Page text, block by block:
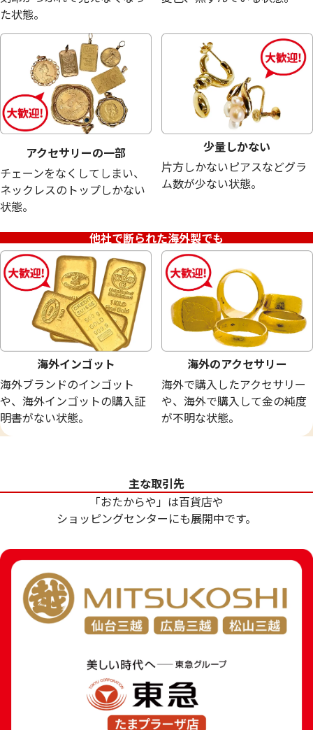
21金 (K21) アメリカ アトランタオリンピ
8.3g
参考買取価格
221,600円
8.3g
221,600円
21金 (K21) FIFAワールドカップ1994年ア
メリカ大会記念5ドル金貨
参考買取価格
221,600円
24金 (K24) 1982
ル
参考買取価格
た状態。
アクセサリーの一部
チェーンをなくしてしまい、
ネックレスのトップしかない
状態。
少量しかない
片方しかないピアスなどグラ
ム数が少ない状態。
他社で断られた海外製でも
海外インゴット
海外ブランドのインゴット
や、海外インゴットの購入証
明書がない状態。
海外のアクセサリー
海外で購入したアクセサリー
や、海外で購入して金の純度
が不明な状態。
主な取引先
「おたからや」は百貨店や
ショッピングセンターにも展開中です。